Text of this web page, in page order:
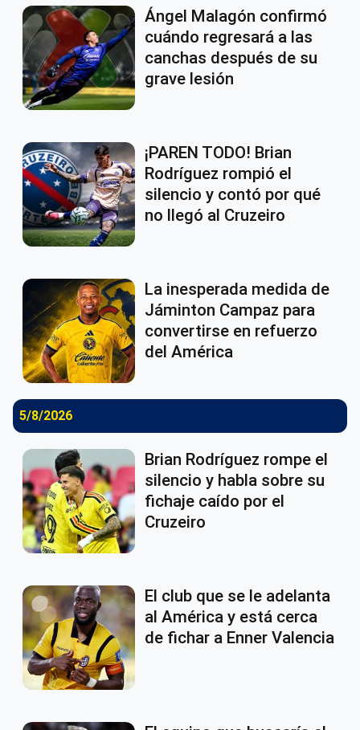
Ángel Malagón confirmó
cuándo regresará a las
canchas después de su
grave lesión
¡PAREN TODO! Brian
Rodríguez rompió el
silencio y contó por qué
no llegó al Cruzeiro
La inesperada medida de
Jáminton Campaz para
convertirse en refuerzo
del América
5/8/2026
Brian Rodríguez rompe el
silencio y habla sobre su
fichaje caído por el
Cruzeiro
El club que se le adelanta
al América y está cerca
de fichar a Enner Valencia